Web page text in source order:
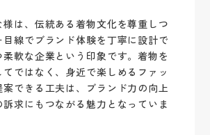
様は、伝統ある着物文化を尊重しつ
線でブランド体験を丁寧に設計で
柔軟な企業という印象です。着物を
ではなく、身近で楽しめるファッ
案できる工夫は、ブランド力の向上
求にもつながる魅力となっていま